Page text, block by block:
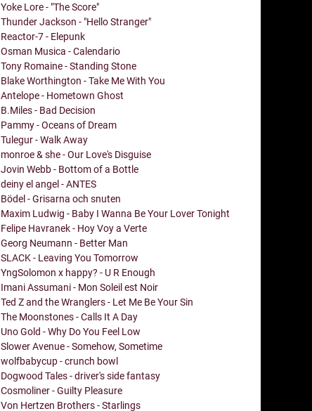
Yoke Lore - "The Score"
Thunder Jackson - "Hello Stranger"
Reactor-7 - Elepunk
Osman Musica - Calendario
Tony Romaine - Standing Stone
Blake Worthington - Take Me With You
Antelope - Hometown Ghost
B.Miles - Bad Decision
Pammy - Oceans of Dream
Tulegur - Walk Away
monroe & she - Our Love's Disguise
Jovin Webb - Bottom of a Bottle
deiny el angel - ANTES
Bödel - Grisarna och snuten
Maxim Ludwig - Baby I Wanna Be Your Lover Tonight
Felipe Havranek - Hoy Voy a Verte
Georg Neumann - Better Man
SLACK - Leaving You Tomorrow
YngSolomon x happy? - U R Enough
Imani Assumani - Mon Soleil est Noir
Ted Z and the Wranglers - Let Me Be Your Sin
The Moonstones - Calls It A Day
Uno Gold - Why Do You Feel Low
Slower Avenue - Somehow, Sometime
wolfbabycup - crunch bowl
Dogwood Tales - driver's side fantasy
Cosmoliner - Guilty Pleasure
Von Hertzen Brothers - Starlings